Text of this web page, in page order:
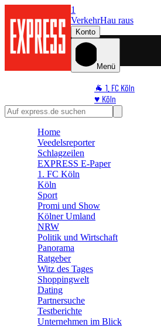
1
VerkehrHau raus
Konto
Menü
🐐 1. FC Köln
♥️ Köln
⭐ Promi
🛒 Shoppingwelt
Home
Veedelsreporter
Schlagzeilen
EXPRESS E-Paper
1. FC Köln
Köln
Sport
Promi und Show
Kölner Umland
NRW
Politik und Wirtschaft
Panorama
Ratgeber
Witz des Tages
Shoppingwelt
Dating
Partnersuche
Testberichte
Unternehmen im Blick